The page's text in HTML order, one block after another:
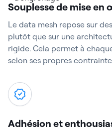
Souplesse de mise en
Le data mesh repose sur
plutôt que sur une
rigide. Cela permet à
selon ses propres
Adhésion et